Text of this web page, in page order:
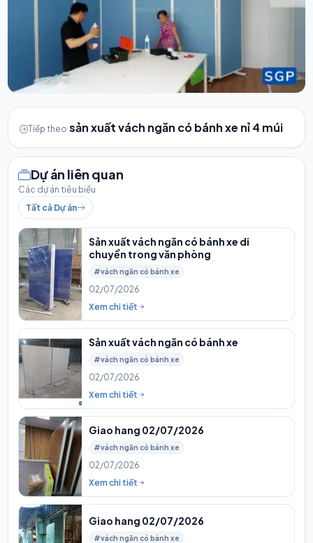
Tiếp theo sản xuất vách ngăn có bánh xe nỉ 4 múi
Dự án liên quan
Các dự án tiêu biểu
Tất cả Dự án
Sản xuất vách ngăn có bánh xe di
chuyển trong văn phòng
#vách ngăn có bánh xe
02/07/2026
Xem chi tiết
Sản xuất vách ngăn có bánh xe
#vách ngăn có bánh xe
02/07/2026
Xem chi tiết
Giao hang 02/07/2026
#vách ngăn có bánh xe
02/07/2026
Xem chi tiết
Giao hang 02/07/2026
#vách ngăn có bánh xe